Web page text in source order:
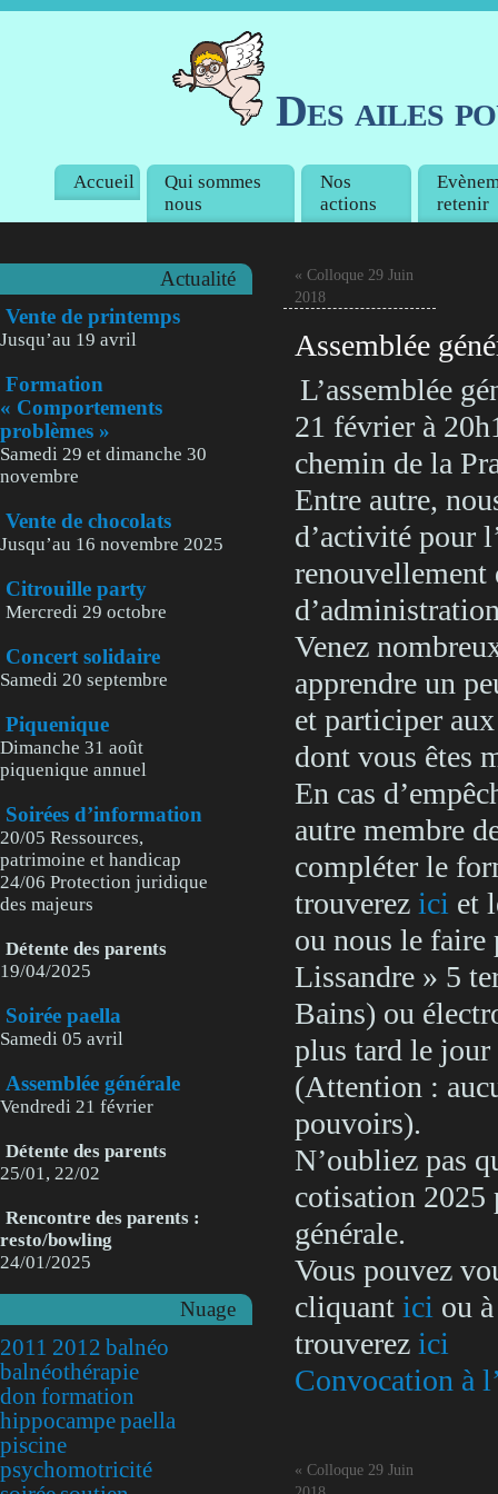
Des ailes
Accueil
Qui sommes
nous
Nos
actions
retenir
« Colloque 29 Juin
2018
Assemblée
L’assemblée
21 février à
chemin de la
Entre autre,
d’activité pour
renouvellement
Venez
apprendre un
et participer
dont vous êtes
En cas
autre membre
compléter le
trouverez ici et
ou nous le faire
Lissandre » 5
Bains) ou
plus tard le jour
(Attention :
pouvoirs).
N’oubliez pas
cotisation 2025
générale.
Vous pouvez
cliquant ici ou
trouverez ici
Convocation à
« Colloque 29 Juin
Actualité
Vente de printemps
Jusqu’au 19 avril
Formation
« Comportements
problèmes »
Samedi 29 et dimanche 30
novembre
Vente de chocolats
Jusqu’au 16 novembre 2025
Citrouille party
Mercredi 29 octobre
Concert solidaire
Samedi 20 septembre
Piquenique
Dimanche 31 août
piquenique annuel
Soirées d’information
20/05 Ressources,
patrimoine et handicap
24/06 Protection juridique
des majeurs
Détente des parents
19/04/2025
Soirée paella
Samedi 05 avril
Assemblée générale
Vendredi 21 février
Détente des parents
25/01, 22/02
Rencontre des parents :
resto/bowling
24/01/2025
Nuage
2011 2012 balnéo
balnéothérapie
don formation
hippocampepaella
piscine
psychomotricité